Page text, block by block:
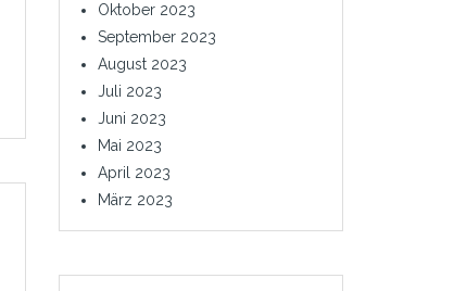
Oktober 2023
September 2023
August 2023
Juli 2023
Juni 2023
Mai 2023
April 2023
März 2023